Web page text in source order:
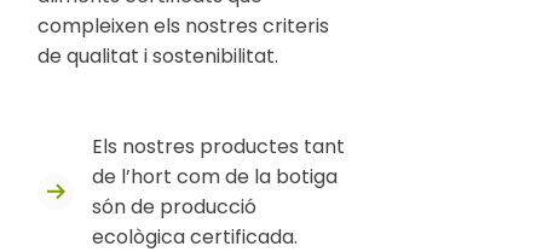
compleixen els nostres criteris
de qualitat i sostenibilitat.
Els nostres productes tant
de l’hort com de la botiga
són de producció
ecològica certificada.